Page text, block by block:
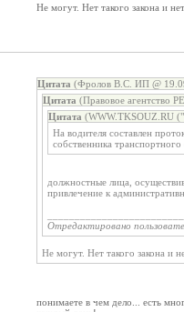
Не могут. Нет такого закона и
Цитата (Фролов В.С. ИП @
Цитата (Правовое агентство
Цитата (WWW.TKSOUZ.RU
На водителя составлен
собственника транспортного
должностные лица,
привлечение к
Отредактировано
Не могут. Нет такого закона и
понимаете в чем дело... есть